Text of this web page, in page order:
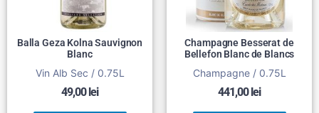
Balla Geza Kolna Sauvignon
Blanc
Vin Alb Sec / 0.75L
49,00 lei
Champagne Besserat de
Bellefon Blanc de Blancs
Champagne / 0.75L
441,00 lei